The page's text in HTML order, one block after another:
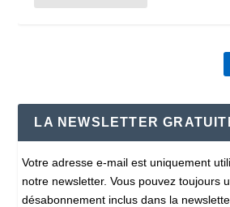
LA NEWSLETTER
Votre adresse e-mail est uniquement
notre newsletter. Vous pouvez toujours
désabonnement inclus dans la